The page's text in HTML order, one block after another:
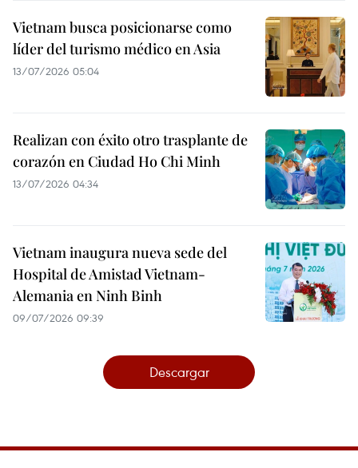
Vietnam busca posicionarse como
líder del turismo médico en Asia
13/07/2026 05:04
Realizan con éxito otro trasplante de
corazón en Ciudad Ho Chi Minh
13/07/2026 04:34
Vietnam inaugura nueva sede del
Hospital de Amistad Vietnam-
Alemania en Ninh Binh
09/07/2026 09:39
Descargar